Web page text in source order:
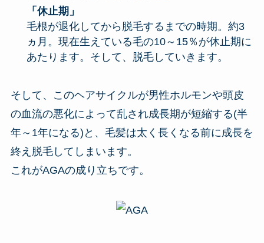
「休止期」
毛根が退化してから脱毛するまでの時期。約3
ヵ月。現在生えている毛の10～15％が休止期に
あたります。そして、脱毛していきます。
そして、このヘアサイクルが男性ホルモンや頭皮
の血流の悪化によって乱され成長期が短縮する(半
年～1年になる)と、毛髪は太く長くなる前に成長を
終え脱毛してしまいます。
これがAGAの成り立ちです。